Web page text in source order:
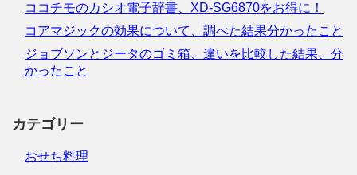
ココチモのカシオ電子辞書、XD-SG6870をお得に！
コアマジックの効果について、調べた結果分かったこと
ジョブソンとジータのゴミ箱、違いを比較した結果、分
かったこと
カテゴリー
おせち料理